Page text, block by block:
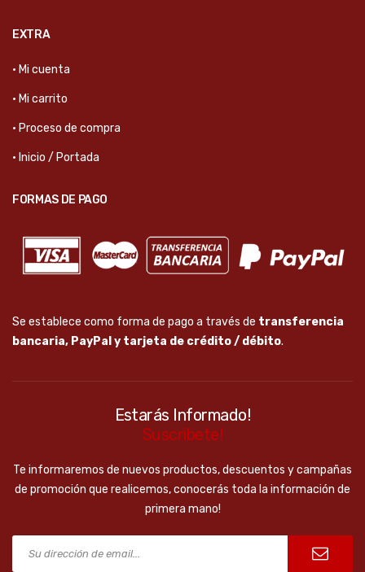
EXTRA
· Mi cuenta
· Mi carrito
· Proceso de compra
· Inicio / Portada
FORMAS DE PAGO
Se establece como forma de pago a través de transferencia
bancaria, PayPal y tarjeta de crédito / débito.
Estarás Informado!
Suscribete!
Te informaremos de nuevos productos, descuentos y campañas
de promoción que realicemos, conocerás toda la información de
primera mano!